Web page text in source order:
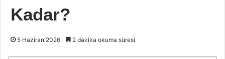
Kadar?
5 Haziran 2026 2 dakika okuma süresi